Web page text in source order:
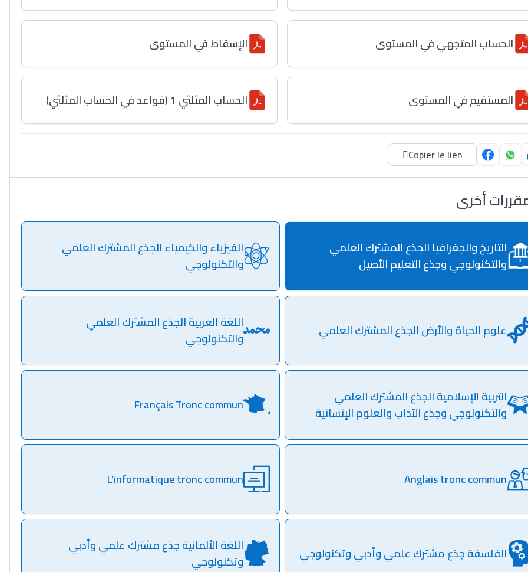
الحساب المتجهي في المستوى الإسقاط في المستوى
المستقيم في المستوى الحساب المثلثي 1 (قواعد في الحساب المثلثي)
Copier le lien
أخرى
التاريخ والجغرافيا الجذع المشترك العلمي
والتكنولوجي وجذع التعليم الأصيل
الفيزياء والكيمياء الجذع المشترك العلمي
والتكنولوجي
علوم الحياة والأرض الجذع المشترك العلمي
اللغة العربية الجذع المشترك العلمي
والتكنولوجي
التربية الإسلامية الجذع المشترك العلمي
والتكنولوجي وجذع الآداب والعلوم الإنسانية
Français Tronc commun
Anglais tronc commun
L'informatique tronc commun
الفلسفة جذع مشترك علمي وأدبي وتكنولوجي
اللغة الألمانية جذع مشترك علمي وأدبي
وتكنولوجي